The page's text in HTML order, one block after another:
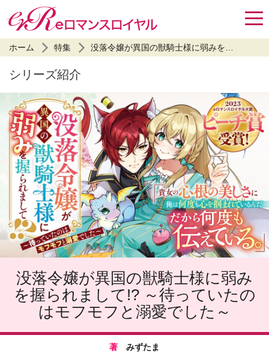
ホーム 特集
シリーズ紹介
没落令嬢が異国の獣騎士様に弱み
を握られまして!? ～待っていたの
はモフモフと溺愛でした～
著 みずたま